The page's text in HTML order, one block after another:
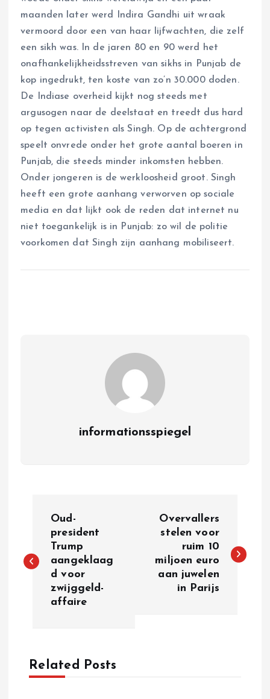
maanden later werd Indira Gandhi uit wraak
vermoord door een van haar lijfwachten, die zelf
een sikh was. In de jaren 80 en 90 werd het
onafhankelijkheidsstreven van sikhs in Punjab de
kop ingedrukt, ten koste van zo’n 30.000 doden.
De Indiase overheid kijkt nog steeds met
argusogen naar de deelstaat en treedt dus hard
op tegen activisten als Singh. Op de achtergrond
speelt onvrede onder het grote aantal boeren in
Punjab, die steeds minder inkomsten hebben.
Onder jongeren is de werkloosheid groot. Singh
heeft een grote aanhang verworven op sociale
media en dat lijkt ook de reden dat internet nu
niet toegankelijk is in Punjab: zo wil de politie
voorkomen dat Singh zijn aanhang mobiliseert.
informationsspiegel
s
a
v
Oud-
president
Trump
aangeklaag
d voor
zwijggeld-
affaire
Overvallers
stelen voor
ruim 10
miljoen euro
aan juwelen
in Parijs
Related Posts